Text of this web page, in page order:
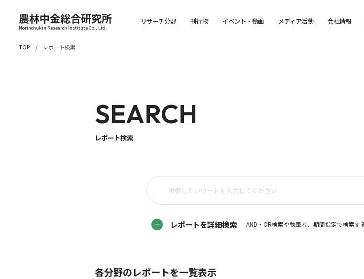
農林中金総合研究所
Norinchukin Research Institute Co., Ltd.
リサーチ分野 刊行物 イベント・動画 メディア活動 会社情報
TOP レポート検索
SEARCH
レポート検索
レポートを詳細検索 AND・OR検索や執筆者、期間指定で検索す
各分野のレポートを一覧表示